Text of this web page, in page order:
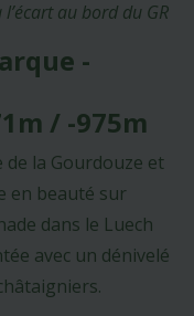
au bord du GR
-
/ -975m
de la Gourdouze et
en beauté sur
dans le Luech
avec un dénivelé